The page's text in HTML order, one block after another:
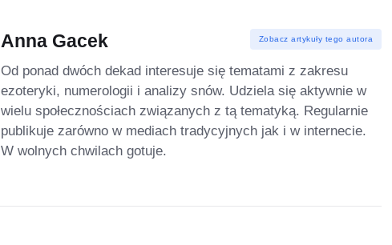
Anna Gacek Zobacz artykuły tego autora
Od ponad dwóch dekad interesuje się tematami z zakresu
ezoteryki, numerologii i analizy snów. Udziela się aktywnie w
wielu społecznościach związanych z tą tematyką. Regularnie
publikuje zarówno w mediach tradycyjnych jak i w internecie.
W wolnych chwilach gotuje.